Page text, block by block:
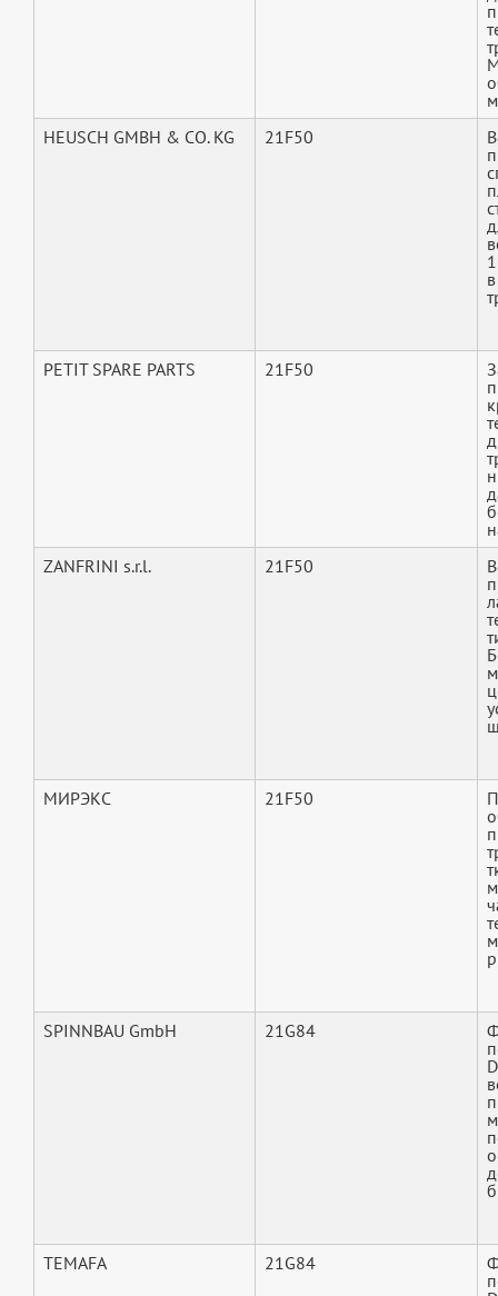
HEUSCH GMBH & CO. KG
21F50
PETIT SPARE PARTS 21F50
ZANFRINI s.r.l.
21F50
МИРЭКС 21F50
SPINNBAU GmbH 21G84
TEMAFA 21G84